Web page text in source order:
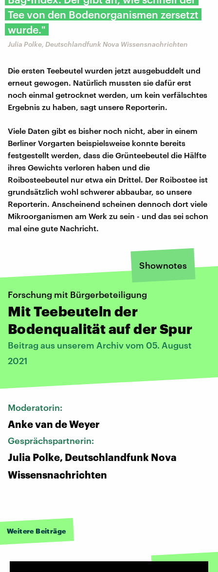
Tee von den Bodenorganismen zersetzt
wurde."
Julia Polke, Deutschlandfunk Nova Wissensnachrichten
Die ersten Teebeutel wurden jetzt ausgebuddelt und
erneut gewogen. Natürlich mussten sie dafür erst
noch einmal getrocknet werden, um kein verfälschtes
Ergebnis zu haben, sagt unsere Reporterin.
Viele Daten gibt es bisher noch nicht, aber in einem
Berliner Vorgarten beispielsweise konnte bereits
festgestellt werden, dass die Grünteebeutel die Hälfte
ihres Gewichts verloren haben und die
Roibosteebeutel nur etwa ein Drittel. Der Roibostee ist
grundsätzlich wohl schwerer abbaubar, so unsere
Reporterin. Anscheinend scheinen dennoch dort viele
Mikroorganismen am Werk zu sein - und das sei schon
mal eine gute Nachricht.
Shownotes
Forschung mit Bürgerbeteiligung
Mit Teebeuteln der
Bodenqualität auf der Spur
Beitrag aus unserem Archiv vom 05. August
2021
Moderatorin:
Anke van de Weyer
Gesprächspartnerin:
Julia Polke, Deutschlandfunk Nova
Wissensnachrichten
Weitere Beiträge